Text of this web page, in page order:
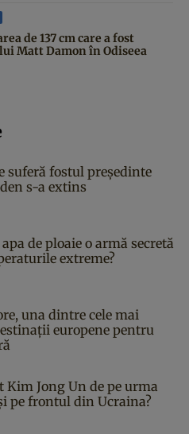
de 137 cm care a fost
Matt Damon în Odiseea
suferă fostul președinte
s-a extins
de ploaie o armă secretă
extreme?
una dintre cele mai
europene pentru
Kim Jong Un de pe urma
pe frontul din Ucraina?